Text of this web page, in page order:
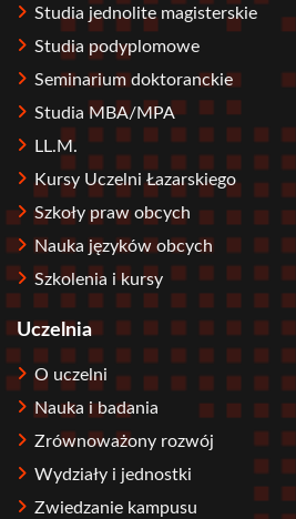
Studia jednolite magisterskie
Studia podyplomowe
Seminarium doktoranckie
Studia MBA/MPA
LL.M.
Kursy Uczelni Łazarskiego
Szkoły praw obcych
Nauka języków obcych
Szkolenia i kursy
Uczelnia
O uczelni
Nauka i badania
Zrównoważony rozwój
Wydziały i jednostki
Zwiedzanie kampusu